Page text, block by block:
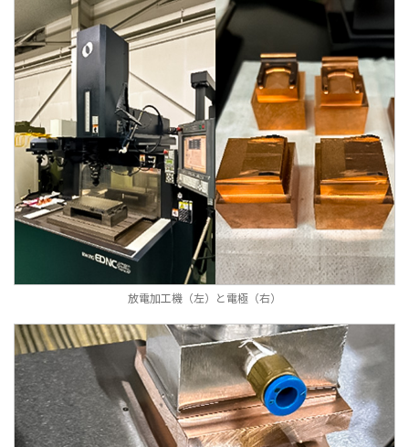
放電加工機（左）と電極（右）